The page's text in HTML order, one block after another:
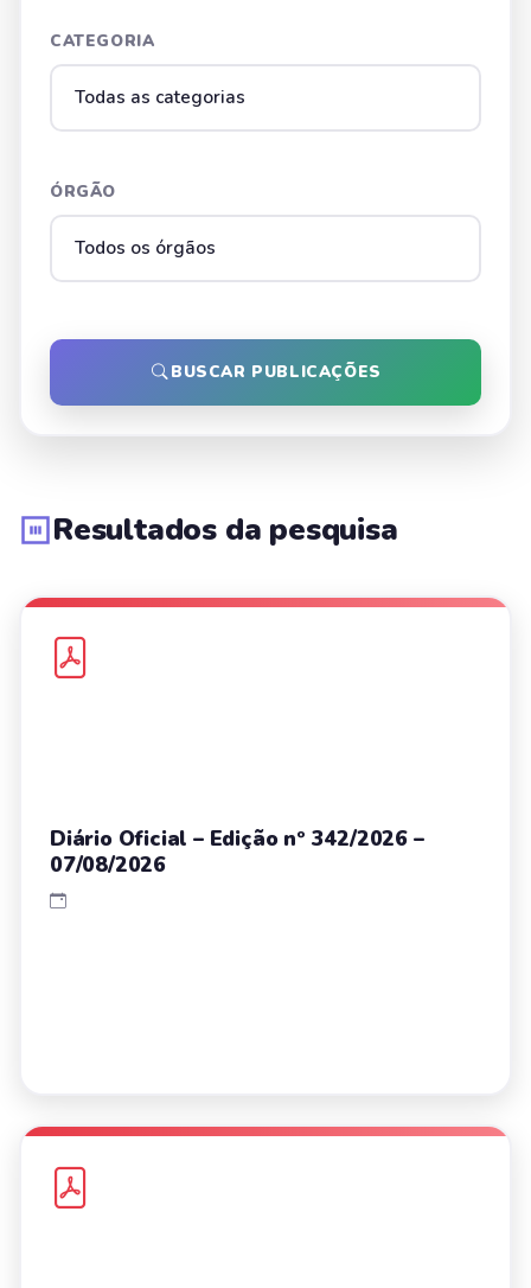
CATEGORIA
ÓRGÃO
BUSCAR PUBLICAÇÕES
Resultados da pesquisa
Diário Oficial – Edição nº 342/2026 –
07/08/2026